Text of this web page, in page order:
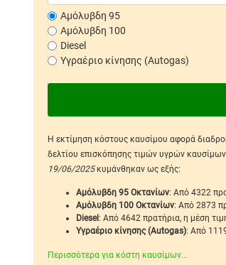
Αμόλυβδη 95
Αμόλυβδη 100
Diesel
Υγραέριο κίνησης (Autogas)
Η εκτίμηση κόστους καυσίμου αφορά
δελτίου επισκόπησης τιμών υγρών
19/06/2025κυμάνθηκαν ως εξής:
Αμόλυβδη 95 Οκτανίων: Από 4322
Αμόλυβδη 100 Οκτανίων: Από 2873
Diesel: Από 4642 πρατήρια, η μέση
Υγραέριο κίνησης (Autogas): Από
Περισσότερα για κόστη καυσίμων...